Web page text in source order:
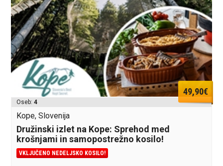
49,90€
Oseb:4
Kope, Slovenija
Družinski izlet na Kope: Sprehod med
krošnjami in samopostrežno kosilo!
VKLJUČENO NEDELJSKO KOSILO!